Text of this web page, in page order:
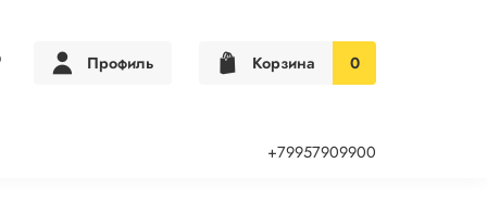
Профиль Корзина 0
+79957909900